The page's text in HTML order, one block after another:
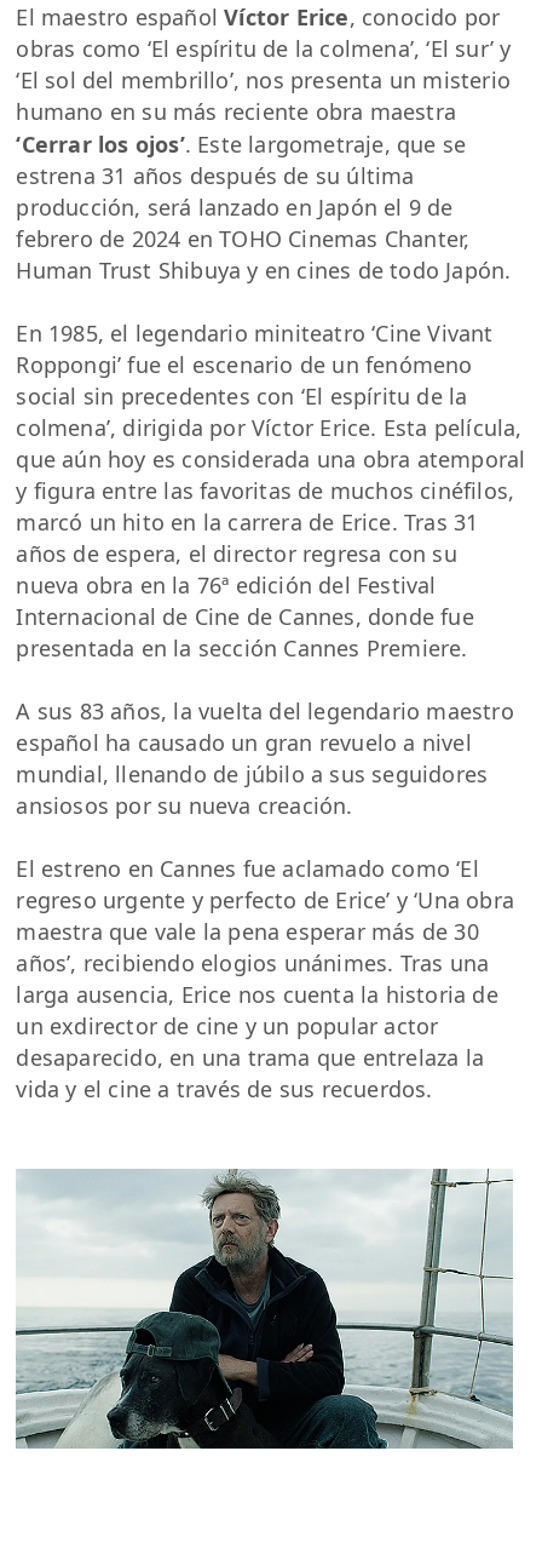
El maestro españolVíctor Erice, conocido por
obras como ‘El espíritu de la colmena’, ‘El sur’ y
‘El sol del membrillo’, nos presenta un misterio
humano en su más reciente obra maestra
‘Cerrar los ojos’. Este largometraje, que se
estrena 31 años después de su última
producción, será lanzado en Japón el 9 de
febrero de 2024 en TOHO Cinemas Chanter,
Human Trust Shibuya y en cines de todo Japón.
En 1985, el legendario miniteatro ‘Cine Vivant
Roppongi’ fue el escenario de un fenómeno
social sin precedentes con ‘El espíritu de la
colmena’, dirigida por Víctor Erice. Esta película,
que aún hoy es considerada una obra atemporal
y figura entre las favoritas de muchos cinéfilos,
marcó un hito en la carrera de Erice. Tras 31
años de espera, el director regresa con su
nueva obra en la 76ª edición del Festival
Internacional de Cine de Cannes, donde fue
presentada en la sección Cannes Premiere.
A sus 83 años, la vuelta del legendario maestro
español ha causado un gran revuelo a nivel
mundial, llenando de júbilo a sus seguidores
ansiosos por su nueva creación.
El estreno en Cannes fue aclamado como ‘El
regreso urgente y perfecto de Erice’ y ‘Una obra
maestra que vale la pena esperar más de 30
años’, recibiendo elogios unánimes. Tras una
larga ausencia, Erice nos cuenta la historia de
un exdirector de cine y un popular actor
desaparecido, en una trama que entrelaza la
vida y el cine a través de sus recuerdos.